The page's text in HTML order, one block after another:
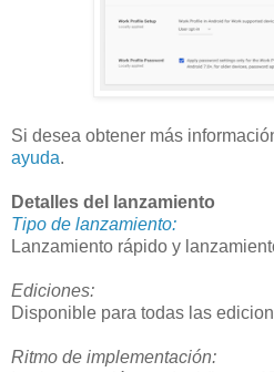
Si desea obtener más
ayuda.
Detalles del lanzamiento
Tipo de lanzamiento:
Lanzamiento rápido y
Ediciones:
Disponible para todas las
Ritmo de implementación: